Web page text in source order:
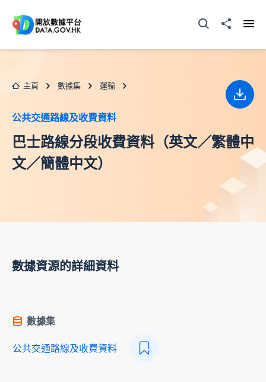
打開搜尋器分享至
主頁 數據集 運輸
公共交通路線及收費資料
巴士路線分段收費資料（英文／繁體中
文／簡體中文）
下載
數據資源的詳細資料
數據集
公共交通路線及收費資料